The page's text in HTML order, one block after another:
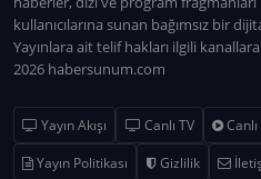
kullanıcılarına sunan bağımsız bir
Yayınlara ait telif hakları ilgili
2026 habersunum.com
Yayın Akışı Canlı TV Canlı
Yayın Politikası
Gizlilik